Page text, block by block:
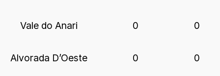
Vale do Anari 0 0
Alvorada D’Oeste 0 0